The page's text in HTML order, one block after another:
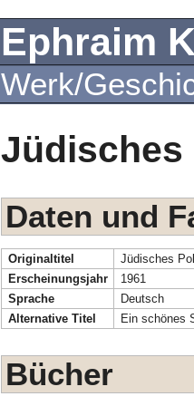
Ephraim
Werk/
Jüdisches
Daten und
Originaltitel
Jüdisches
Erscheinungsjahr
1961
Sprache
Deutsch
Alternative Titel
Ein schönes
Bücher